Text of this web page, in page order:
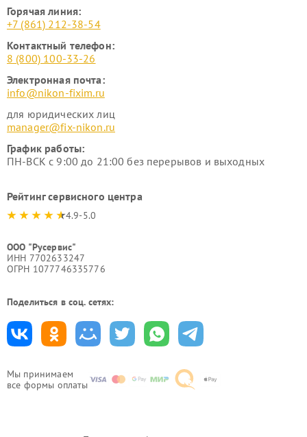
Мы принимаем
все формы оплаты
Горячая линия:
+7 (861) 212-38-54
Контактный телефон:
8 (800) 100-33-26
Электронная почта:
info@nikon-fixim.ru
для юридических лиц
manager@fix-nikon.ru
График работы:
ПН-ВСК с 9:00 до 21:00 без перерывов и выходных
Рейтинг сервисного центра
4.9-5.0
ООО "Русервис"
ИНН 7702633247
ОГРН 1077746335776
Поделиться в соц. сетях: